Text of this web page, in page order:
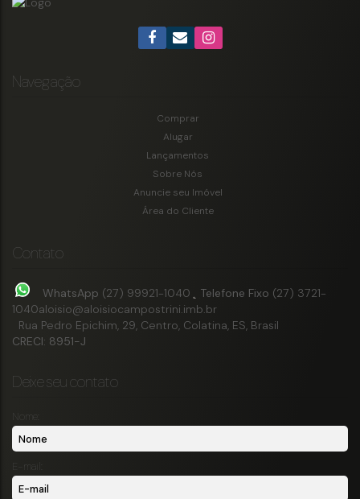
do Vale - Colatina/ES
Espírito Santo,Brasil
Navegação
Comprar
Alugar
Lançamentos
Sobre Nós
Anuncie seu Imóvel
Área do Cliente
Contato
WhatsApp (27) 99921-1040 Telefone Fixo (27) 3721-
1040aloisio@aloisiocampostrini.imb.br
Rua Pedro Epichim, 29, Centro, Colatina, ES, Brasil
CRECI: 8951-J
Deixe seu contato
Nome:
E-mail: